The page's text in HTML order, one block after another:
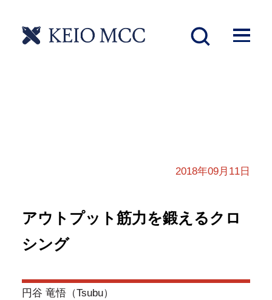
2018年09月11日
アウトプット筋力を鍛えるクロ
シング
円谷 竜悟（Tsubu）